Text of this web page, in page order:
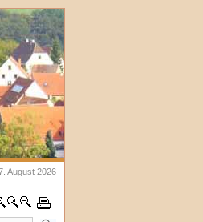
August 2026